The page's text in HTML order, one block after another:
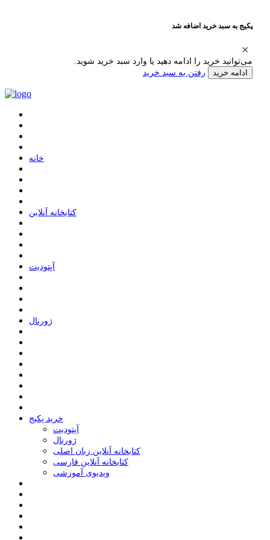
پکیج به سبد خرید اضافه شد
می‌توانید خرید را ادامه دهید یا وارد سبد خرید شوید.
ادامه خرید رفتن به سبد خرید
ﺧﺎﻧﻪ
ﮐﺘﺎﺑﺨﺎﻧﻪ ﺁﻧﻼﯾﻦ
ﺁﭘﺘﻮﺩﯾﺖ
ﮊﻭﺭﻧﺎﻝ
خرید پکیج
ﺁﭘﺘﻮﺩﯾﺖ
ﮊﻭﺭﻧﺎﻝ
کتابخانه آنلاین زبان اصلی
کتابخانه آنلاین فارسی
ویدیوی آموزشی